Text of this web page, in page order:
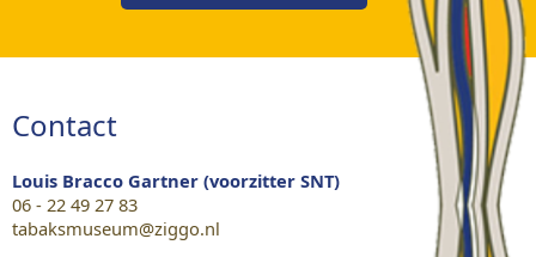
Contact
Louis Bracco Gartner (voorzitter SNT)
06 - 22 49 27 83
tabaksmuseum@ziggo.nl